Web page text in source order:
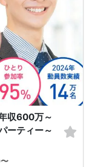
収600万～
ーティー～